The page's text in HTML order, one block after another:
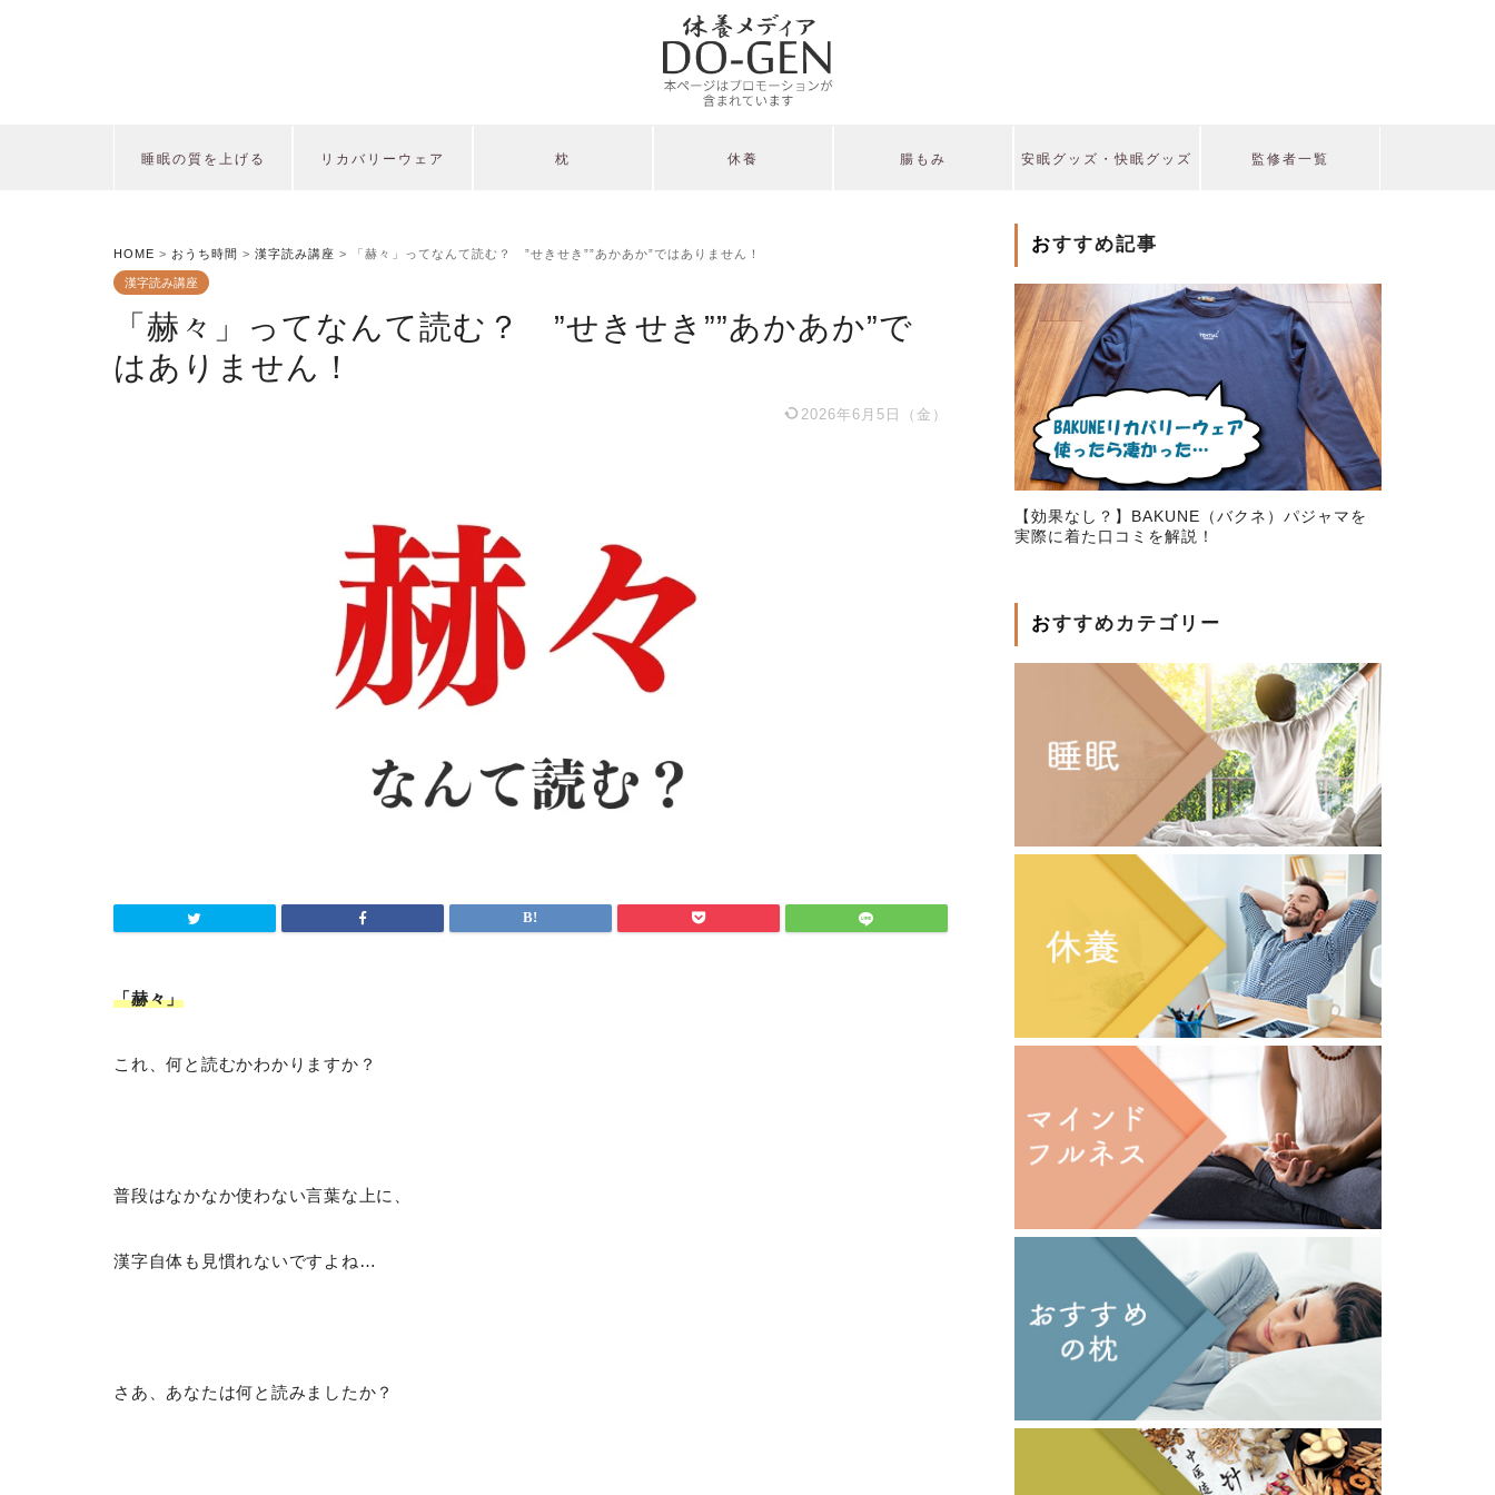
睡眠の質を上げる リカバリーウェア 枕 休養 腸もみ 安眠グッズ・快眠グッズ 監修者一覧
HOME > おうち時間 > 漢字読み講座 > 「赫々」ってなんて読む？ ”せきせき””あかあか”ではありません！
漢字読み講座
「赫々」ってなんて読む？ ”せきせき””あかあか”で
はありません！
2026年6月5日（金）
「赫々」
これ、何と読むかわかりますか？
普段はなかなか使わない言葉な上に、
漢字自体も見慣れないですよね…
さあ、あなたは何と読みましたか？
おすすめ記事
【効果なし？】BAKUNE（バクネ）パジャマを
実際に着た口コミを解説！
おすすめカテゴリー